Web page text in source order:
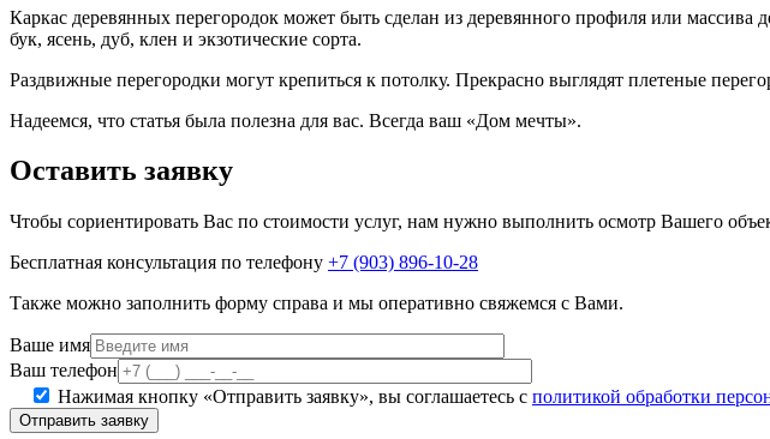
Каркас деревянных перегородок может быть сделан из деревянного профиля или
бук, ясень, дуб, клен и экзотические сорта.
Раздвижные перегородки могут крепиться к потолку. Прекрасно выглядят плетеные
Надеемся, что статья была полезна для вас. Всегда ваш «Дом мечты».
Оставить заявку
Чтобы сориентировать Вас по стоимости услуг, нам нужно выполнить осмотр Вашего
Бесплатная консультация по телефону +7 (903) 896-10-28
Также можно заполнить форму справа и мы оперативно свяжемся с Вами.
Ваше имя
Ваш телефон
Нажимая кнопку «Отправить заявку», вы соглашаетесь с политикой обработки